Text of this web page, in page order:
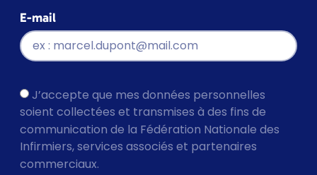
E-mail
J’accepte que mes données personnelles
soient collectées et transmises à des fins de
communication de la Fédération Nationale des
Infirmiers, services associés et partenaires
commerciaux.